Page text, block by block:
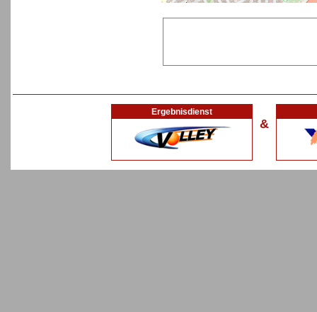
Ergebnisdienst
&